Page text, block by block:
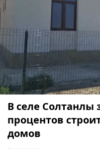
В селе Солтанлы
процентов
домов